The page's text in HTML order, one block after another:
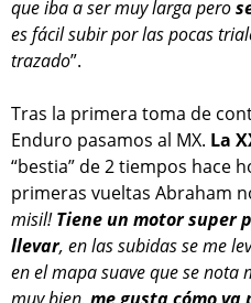
que iba a ser muy larga pero
es fácil subir por las pocas
trazado”.
Tras la primera toma de
Enduro pasamos al MX. La
“bestia” de 2 tiempos hace
primeras vueltas Abraham
misil!Tiene un motor super
llevar, en las subidas se me
en el mapa suave que se nota